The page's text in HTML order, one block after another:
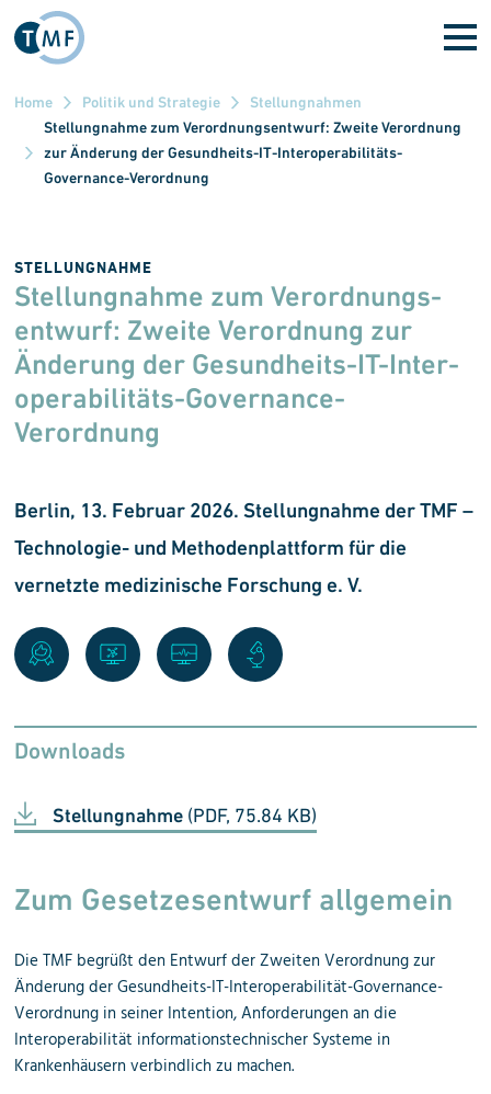
Direkt zum Inhalt
Home Politik und Strategie
Stellungnahmen
Stellungnahme zum Verordnungsentwurf: Zweite Verordnung
zur Änderung der Gesundheits-IT-Interoperabilitäts-
Governance-Verordnung
STELLUNGNAHME
Stellungnahme zum Verordnungs­
entwurf: Zweite Verordnung zur
Änderung der Gesundheits-IT-Inter­
operabilitäts-Governance-
Verordnung
Berlin, 13. Februar 2026. Stellungnahme der TMF –
Technologie- und Methoden­plattform für die
vernetzte medizinische Forschung e. V.
Downloads
Stellungnahme (PDF, 75.84 KB)
Zum Gesetzesentwurf allgemein
Die TMF begrüßt den Entwurf der Zweiten Verordnung zur
Änderung der Gesundheits-IT-Interoperabilität-Governance-
Verordnung in seiner Intention, Anforderungen an die
Interoperabilität informationstechnischer Systeme in
Krankenhäusern verbindlich zu machen.